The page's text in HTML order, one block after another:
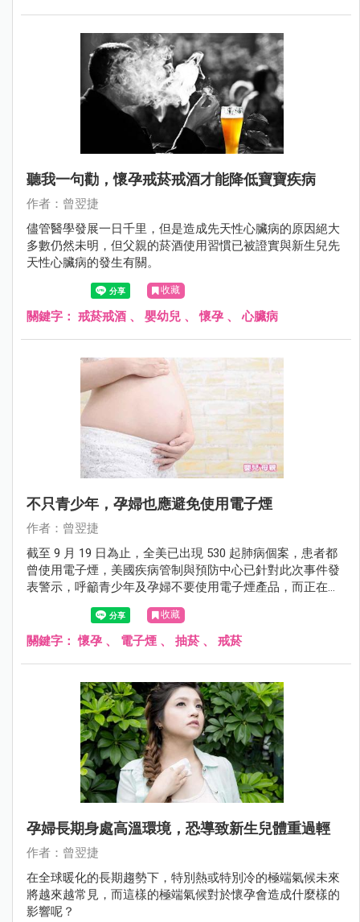
聽我一句勸，懷孕戒菸戒酒才能降低寶寶疾病
作者：曾翌捷
儘管醫學發展一日千里，但是造成先天性心臟病的原因絕大
多數仍然未明，但父親的菸酒使用習慣已被證實與新生兒先
天性心臟病的發生有關。
收藏
關鍵字： 戒菸戒酒 、 嬰幼兒 、懷孕 、心臟病
不只青少年，孕婦也應避免使用電子煙
作者：曾翌捷
截至 9 月 19 日為止，全美已出現 530 起肺病個案，患者都
曾使用電子煙，美國疾病管制與預防中心已針對此次事件發
表警示，呼籲青少年及孕婦不要使用電子煙產品，而正在嘗
試使用電子煙戒除菸癮的成人，也建議應經由醫師指示嘗試
其他戒除方式，以免造成傷害。
收藏
關鍵字：懷孕 、 電子煙 、 抽菸 、 戒菸
孕婦長期身處高溫環境，恐導致新生兒體重過輕
作者：曾翌捷
在全球暖化的長期趨勢下，特別熱或特別冷的極端氣候未來
將越來越常見，而這樣的極端氣候對於懷孕會造成什麼樣的
影響呢？